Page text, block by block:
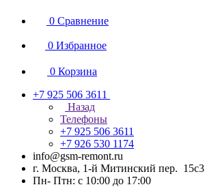
0 Сравнение
0 Избранное
0 Корзина
+7 925 506 3611
Назад
Телефоны
+7 925 506 3611
+7 926 530 1174
info@gsm-remont.ru
г. Москва, 1-й Митинский пер. 15с3
Пн- Птн: с 10:00 до 17:00